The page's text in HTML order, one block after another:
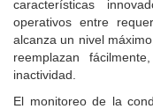
características
operativos entre
alcanza un nivel
reemplazan
inactividad.
El monitoreo de la